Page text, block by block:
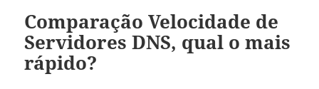
Comparação Velocidade de
Servidores DNS, qual o mais
rápido?